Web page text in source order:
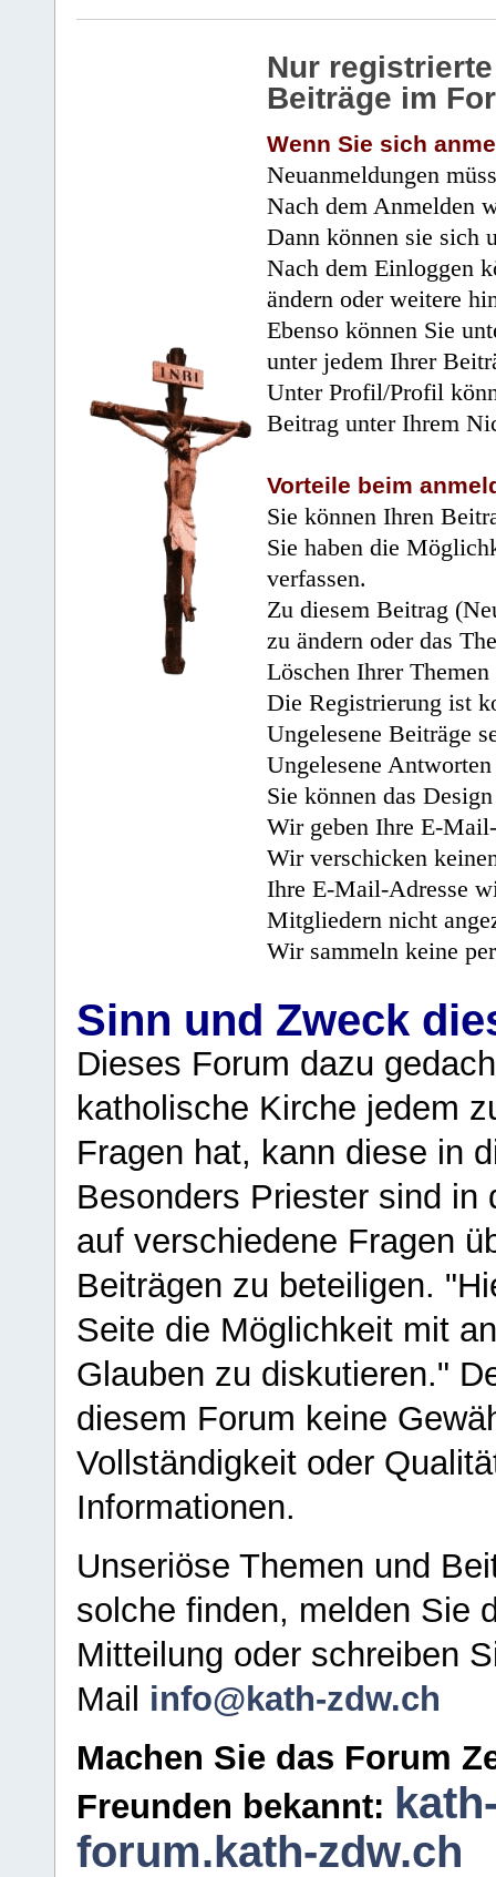
Nur
Beiträge im
Wenn Sie sich
Neuanmeldungen
Nach dem Anmelden
Dann können sie sich
Nach dem Einloggen
ändern oder weitere
Ebenso können Sie
unter jedem Ihrer
Unter Profil/Profil
Beitrag unter Ihrem
Vorteile beim
Sie können Ihren
Sie haben die
verfassen.
Zu diesem Beitrag
zu ändern oder das
Löschen Ihrer
Die Registrierung ist
Ungelesene Beiträge
Ungelesene
Sie können das
Wir geben Ihre E-
Wir verschicken
Ihre E-Mail-Adresse
Mitgliedern nicht
Wir sammeln keine
Sinn und Zweck
Dieses Forum dazu
katholische Kirche jedem
Fragen hat, kann diese in
Besonders Priester sind in
auf verschiedene Fragen
Beiträgen zu beteiligen.
Seite die Möglichkeit mit
Glauben zu diskutieren."
diesem Forum keine
Vollständigkeit oder
Informationen.
Unseriöse Themen und
solche finden, melden Sie
Mitteilung oder schreiben
Mail info@kath-zdw.ch
Machen Sie das Forum
Freunden bekannt:
forum.kath-zdw.ch